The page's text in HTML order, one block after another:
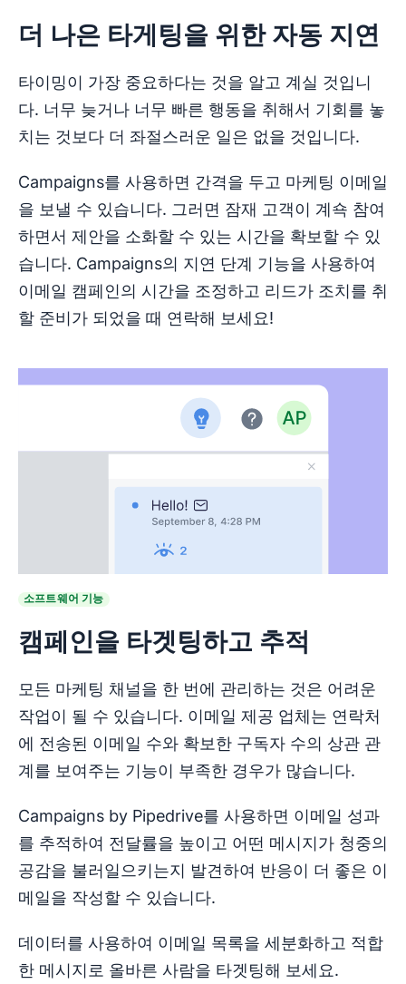
더 나은 타게팅을 위한 자동 지연
타이밍이 가장 중요하다는 것을 알고 계실 것입니
다. 너무 늦거나 너무 빠른 행동을 취해서 기회를 놓
치는 것보다 더 좌절스러운 일은 없을 것입니다.
Campaigns를 사용하면 간격을 두고 마케팅 이메일
을 보낼 수 있습니다. 그러면 잠재 고객이 계쇽 참여
하면서 제안을 소화할 수 있는 시간을 확보할 수 있
습니다. Campaigns의 지연 단계 기능을 사용하여
이메일 캠페인의 시간을 조정하고 리드가 조치를 취
할 준비가 되었을 때 연락해 보세요!
소프트웨어 기능
캠페인을 타겟팅하고 추적
모든 마케팅 채널을 한 번에 관리하는 것은 어려운
작업이 될 수 있습니다. 이메일 제공 업체는 연락처
에 전송된 이메일 수와 확보한 구독자 수의 상관 관
계를 보여주는 기능이 부족한 경우가 많습니다.
Campaigns by Pipedrive를 사용하면 이메일 성과
를 추적하여 전달률을 높이고 어떤 메시지가 청중의
공감을 불러일으키는지 발견하여 반응이 더 좋은 이
메일을 작성할 수 있습니다.
데이터를 사용하여 이메일 목록을 세분화하고 적합
한 메시지로 올바른 사람을 타겟팅해 보세요.